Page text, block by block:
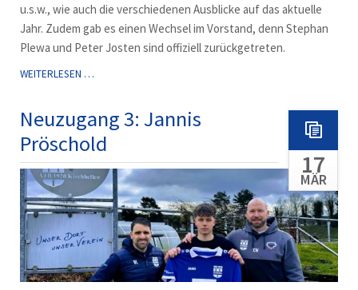
u.s.w., wie auch die verschiedenen Ausblicke auf das aktuelle
Jahr. Zudem gab es einen Wechsel im Vorstand, denn Stephan
Plewa und Peter Josten sind offiziell zurückgetreten.
WEITERLESEN …JAHRESHAUPTVERSAMMLUNG
HERREN
2026
Neuzugang 3: Jannis
Pröschold
17
MÄR